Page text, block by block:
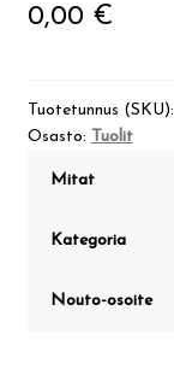
0,00 €
Tuotetunnus (SKU):
Osasto: Tuolit
Mitat
Kategoria
Nouto-osoite